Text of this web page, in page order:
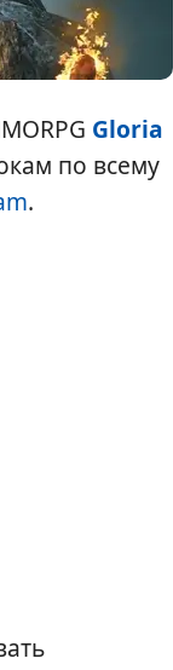
Gloria
по всему
.